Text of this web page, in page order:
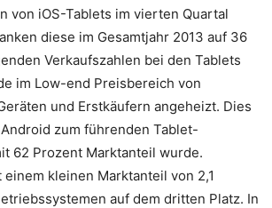
von iOS-Tablets im vierten Quartal
diese im Gesamtjahr 2013 auf 36
Verkaufszahlen bei den Tablets
im Low-end Preisbereich von
und Erstkäufern angeheizt. Dies
zum führenden Tablet-
62 Prozent Marktanteil wurde.
kleinen Marktanteil von 2,1
auf dem dritten Platz. In